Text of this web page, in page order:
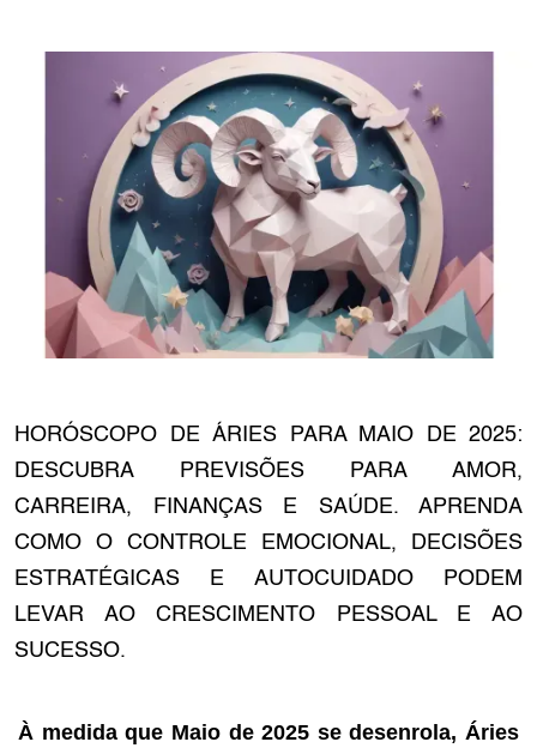
HORÓSCOPO DE ÁRIES PARA MAIO DE 2025:
DESCUBRA PREVISÕES PARA AMOR,
CARREIRA, FINANÇAS E SAÚDE. APRENDA
COMO O CONTROLE EMOCIONAL, DECISÕES
ESTRATÉGICAS E AUTOCUIDADO PODEM
LEVAR AO CRESCIMENTO PESSOAL E AO
SUCESSO.
À medida que Maio de 2025 se desenrola, Áries